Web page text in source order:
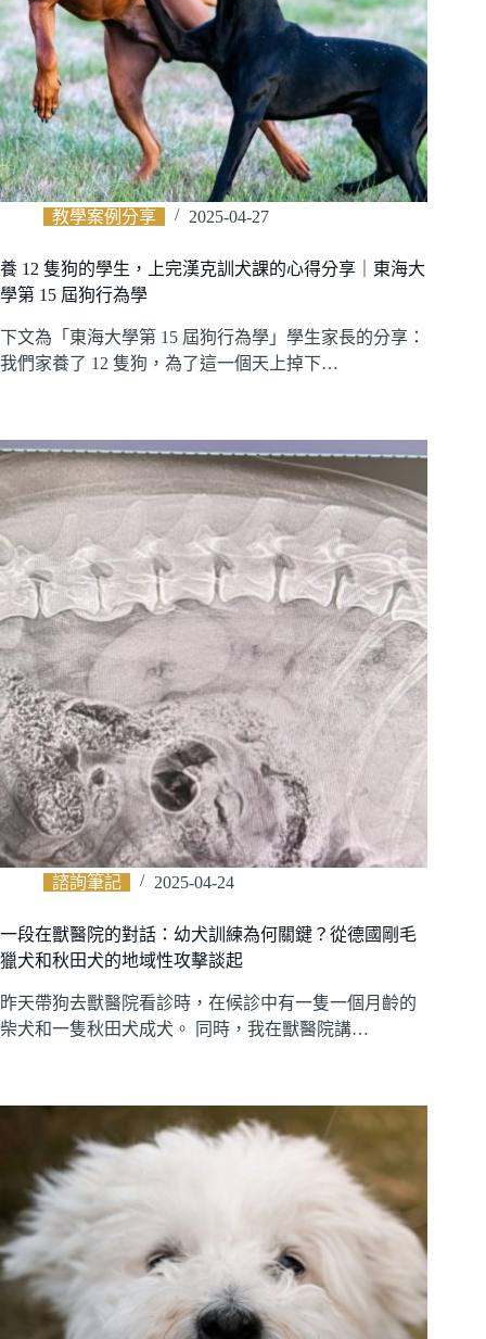
教學案例分享 2025-04-27
養 12 隻狗的學生，上完漢克訓犬課的心得分享｜東海大
學第 15 屆狗行為學
下文為「東海大學第 15 屆狗行為學」學生家長的分享：
我們家養了 12 隻狗，為了這一個天上掉下…
諮詢筆記 2025-04-24
一段在獸醫院的對話：幼犬訓練為何關鍵？從德國剛毛
獵犬和秋田犬的地域性攻擊談起
昨天帶狗去獸醫院看診時，在候診中有一隻一個月齡的
柴犬和一隻秋田犬成犬。 同時，我在獸醫院講…